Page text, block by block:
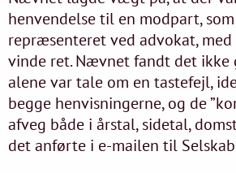
henvendelse til en modpart,
repræsenteret ved advokat,
vinde ret. Nævnet fandt det
alene var tale om en tastefejl,
begge henvisningerne, og de
afveg både i årstal, sidetal,
det anførte i e-mailen til